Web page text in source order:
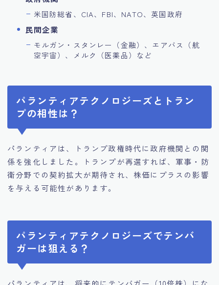
米国防総省、CIA、FBI、NATO、英国政府
民間企業
モルガン・スタンレー（金融）、エアバス（航
空宇宙）、メルク（医薬品）など
パランティアテクノロジーズとトラン
プの相性は？
パランティアは、トランプ政権時代に政府機関との関
係を強化しました。トランプが再選すれば、軍事・防
衛分野での契約拡大が期待され、株価にプラスの影響
を与える可能性があります。
パランティアテクノロジーズでテンバ
ガーは狙える？